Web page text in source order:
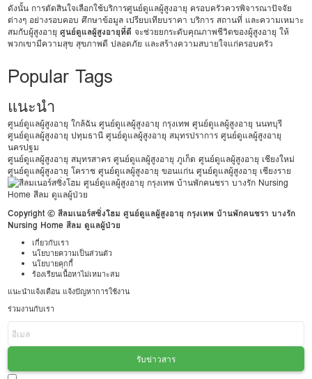
ดังนั้น การตัดสินใจเลือกใช้บริการศูนย์ดูแลผู้สูงอายุ ครอบครัวควรพิจารณาปัจจัย
ต่างๆ อย่างรอบคอบ ศึกษาข้อมูล เปรียบเทียบราคา บริการ สถานที่ และความเหมาะ
สมกับผู้สูงอายุศูนย์ดูแลผู้สูงอายุที่ดี จะช่วยยกระดับคุณภาพชีวิตของผู้สูงอายุ ให้
พวกเขามีความสุข สุขภาพดี ปลอดภัย และสร้างความสบายใจแก่ครอบครัว
Popular Tags
แนะนำ
ศูนย์ดูแลผู้สูงอายุ ใกล้ฉัน ศูนย์ดูแลผู้สูงอายุ กรุงเทพ ศูนย์ดูแลผู้สูงอายุ นนทบุรี
ศูนย์ดูแลผู้สูงอายุ ปทุมธานี ศูนย์ดูแลผู้สูงอายุ สมุทรปราการ ศูนย์ดูแลผู้สูงอายุ
นครปฐม
ศูนย์ดูแลผู้สูงอายุ สมุทรสาคร ศูนย์ดูแลผู้สูงอายุ ภูเก็ต ศูนย์ดูแลผู้สูงอายุ เชียงใหม่
ศูนย์ดูแลผู้สูงอายุ โคราช ศูนย์ดูแลผู้สูงอายุ ขอนแก่น ศูนย์ดูแลผู้สูงอายุ เชียงราย
Copyright © สีลมเนอร์สซิ่งโฮม ศูนย์ดูแลผู้สูงอายุ กรุงเทพ บ้านพักคนชรา บางรัก
Nursing Home สีลม ดูแลผู้ป่วย
เกี่ยวกับเรา
นโยบายความเป็นส่วนตัว
นโยบายคุกกี้
ร้องเรียนเนื้อหาไม่เหมาะสม
แนะนำแจ้งเตือน แจ้งปัญหาการใช้งาน
ร่วมงานกับเรา
รับข่าวสาร